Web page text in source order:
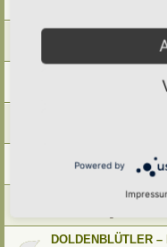
INSEKTEN
Letzter Beitrag von
FRÜHBLÜHER
DOLDENBLÜTLER
Powered by